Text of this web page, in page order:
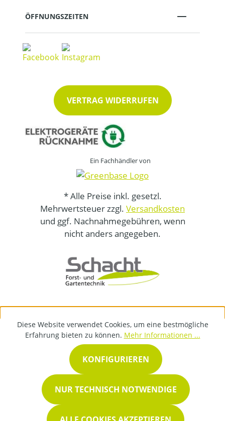
ÖFFNUNGSZEITEN
VERTRAG WIDERRUFEN
Ein Fachhändler von
* Alle Preise inkl. gesetzl.
Mehrwertsteuer zzgl. Versandkosten
und ggf. Nachnahmegebühren, wenn
nicht anders angegeben.
Diese Website verwendet Cookies, um eine bestmögliche
Erfahrung bieten zu können. Mehr Informationen ...
NUR TECHNISCH NOTWENDIGE
KONFIGURIEREN